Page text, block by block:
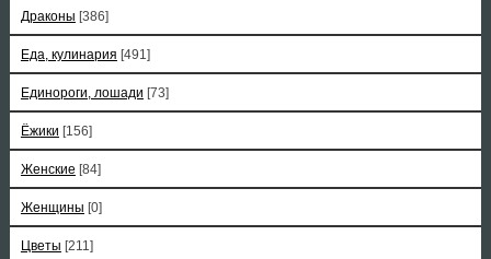
Драконы [386]
Еда, кулинария [491]
Единороги, лошади [73]
Ёжики [156]
Женские [84]
Женщины [0]
Цветы [211]